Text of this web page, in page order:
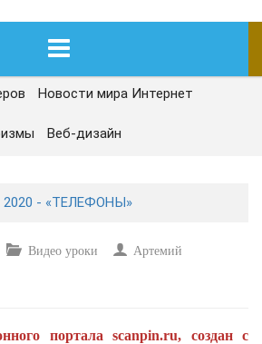
Новости мира Интернет
Веб-дизайн
2020 - «ТЕЛЕФОНЫ»
Видео уроки
Артемий
портала scanpin.ru, создан с